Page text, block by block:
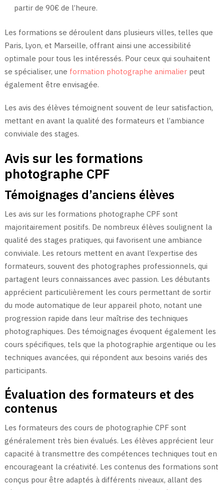
partir de 90€ de l’heure.
Les formations se déroulent dans plusieurs villes, telles que
Paris, Lyon, et Marseille, offrant ainsi une accessibilité
optimale pour tous les intéressés. Pour ceux qui souhaitent
se spécialiser, une formation photographe animalierpeut
également être envisagée.
Les avis des élèves témoignent souvent de leur satisfaction,
mettant en avant la qualité des formateurs et l’ambiance
conviviale des stages.
Avis sur les formations
photographe CPF
Témoignages d’anciens élèves
Les avis sur les formations photographe CPF sont
majoritairement positifs. De nombreux élèves soulignent la
qualité des stages pratiques, qui favorisent une ambiance
conviviale. Les retours mettent en avant l’expertise des
formateurs, souvent des photographes professionnels, qui
partagent leurs connaissances avec passion. Les débutants
apprécient particulièrement les cours permettant de sortir
du mode automatique de leur appareil photo, notant une
progression rapide dans leur maîtrise des techniques
photographiques. Des témoignages évoquent également les
cours spécifiques, tels que la photographie argentique ou les
techniques avancées, qui répondent aux besoins variés des
participants.
Évaluation des formateurs et des
contenus
Les formateurs des cours de photographie CPF sont
généralement très bien évalués. Les élèves apprécient leur
capacité à transmettre des compétences techniques tout en
encourageant la créativité. Les contenus des formations sont
conçus pour être adaptés à différents niveaux, allant des